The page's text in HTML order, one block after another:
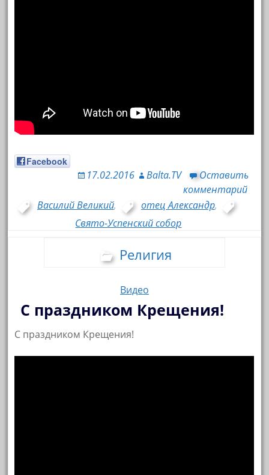
Facebook
17.02.2016 Balta.TV
Оставить
комментарий
Василий Великий, отец Александр,
Свято-Успенский собор
Религия
Видео
С праздником Крещения!
С праздником Крещения!